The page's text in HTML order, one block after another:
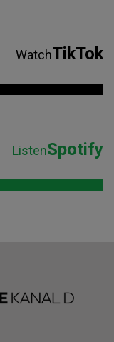
WatchTikTok
ListenSpotify